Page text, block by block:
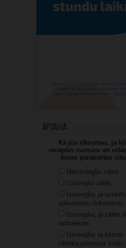
Aptauja
Kā jūs rīkosities, ja
receptes numuru un
kuras parakstītas
Neizsniegšu zāles.
Izsniegšu zāles.
Izsniegšu, ja
apliecinošu dokumentu.
Izsniegšu, ja zāles
radiniekam.
Izsniegšu, ja klients
cilvēka personas kodu,